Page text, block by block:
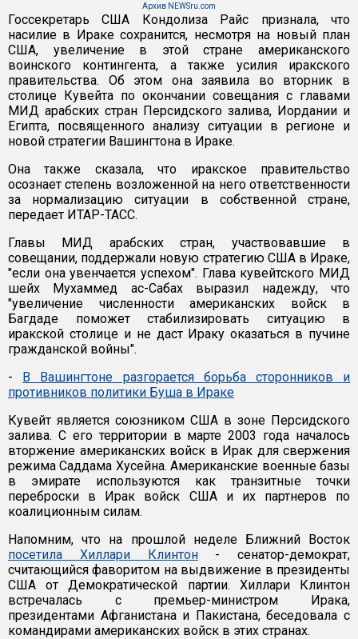
Архив NEWSru.com
Госсекретарь США Кондолиза Райс признала, что
насилие в Ираке сохранится, несмотря на новый план
США, увеличение в этой стране американского
воинского контингента, а также усилия иракского
правительства. Об этом она заявила во вторник в
столице Кувейта по окончании совещания с главами
МИД арабских стран Персидского залива, Иордании и
Египта, посвященного анализу ситуации в регионе и
новой стратегии Вашингтона в Ираке.
Она также сказала, что иракское правительство
осознает степень возложенной на него ответственности
за нормализацию ситуации в собственной стране,
передает ИТАР-ТАСС.
Главы МИД арабских стран, участвовавшие в
совещании, поддержали новую стратегию США в Ираке,
"если она увенчается успехом". Глава кувейтского МИД
шейх Мухаммед ас-Сабах выразил надежду, что
"увеличение численности американских войск в
Багдаде поможет стабилизировать ситуацию в
иракской столице и не даст Ираку оказаться в пучине
гражданской войны".
- В Вашингтоне разгорается борьба сторонников и
противников политики Буша в Ираке
Кувейт является союзником США в зоне Персидского
залива. С его территории в марте 2003 года началось
вторжение американских войск в Ирак для свержения
режима Саддама Хусейна. Американские военные базы
в эмирате используются как транзитные точки
переброски в Ирак войск США и их партнеров по
коалиционным силам.
Напомним, что на прошлой неделе Ближний Восток
посетила Хиллари Клинтон- сенатор-демократ,
считающийся фаворитом на выдвижение в президенты
США от Демократической партии. Хиллари Клинтон
встречалась с премьер-министром Ирака,
президентами Афганистана и Пакистана, беседовала с
командирами американских войск в этих странах.